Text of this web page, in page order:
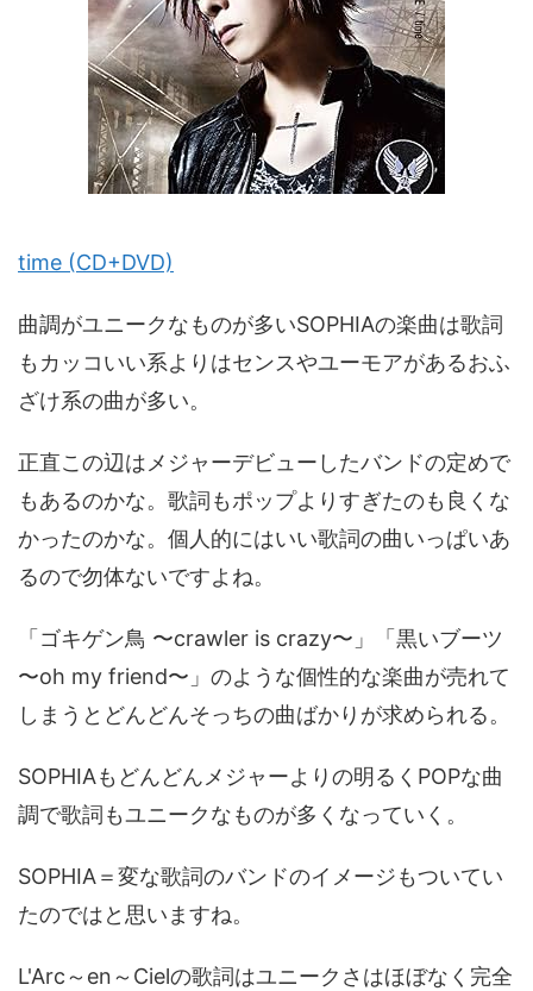
time (CD+DVD)
曲調がユニークなものが多いSOPHIAの楽曲は歌詞
もカッコいい系よりはセンスやユーモアがあるおふ
ざけ系の曲が多い。
正直この辺はメジャーデビューしたバンドの定めで
もあるのかな。歌詞もポップよりすぎたのも良くな
かったのかな。個人的にはいい歌詞の曲いっぱいあ
るので勿体ないですよね。
「ゴキゲン鳥 〜crawler is crazy〜」「黒いブーツ
〜oh my friend〜」のような個性的な楽曲が売れて
しまうとどんどんそっちの曲ばかりが求められる。
SOPHIAもどんどんメジャーよりの明るくPOPな曲
調で歌詞もユニークなものが多くなっていく。
SOPHIA＝変な歌詞のバンドのイメージもついてい
たのではと思いますね。
L'Arc～en～Cielの歌詞はユニークさはほぼなく完全